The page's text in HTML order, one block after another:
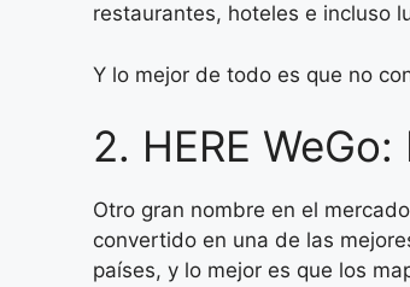
restaurantes, hoteles e incluso
Y lo mejor de todo es que no
2. HERE
Otro gran nombre en el
convertido en una de las
países, y lo mejor es que los